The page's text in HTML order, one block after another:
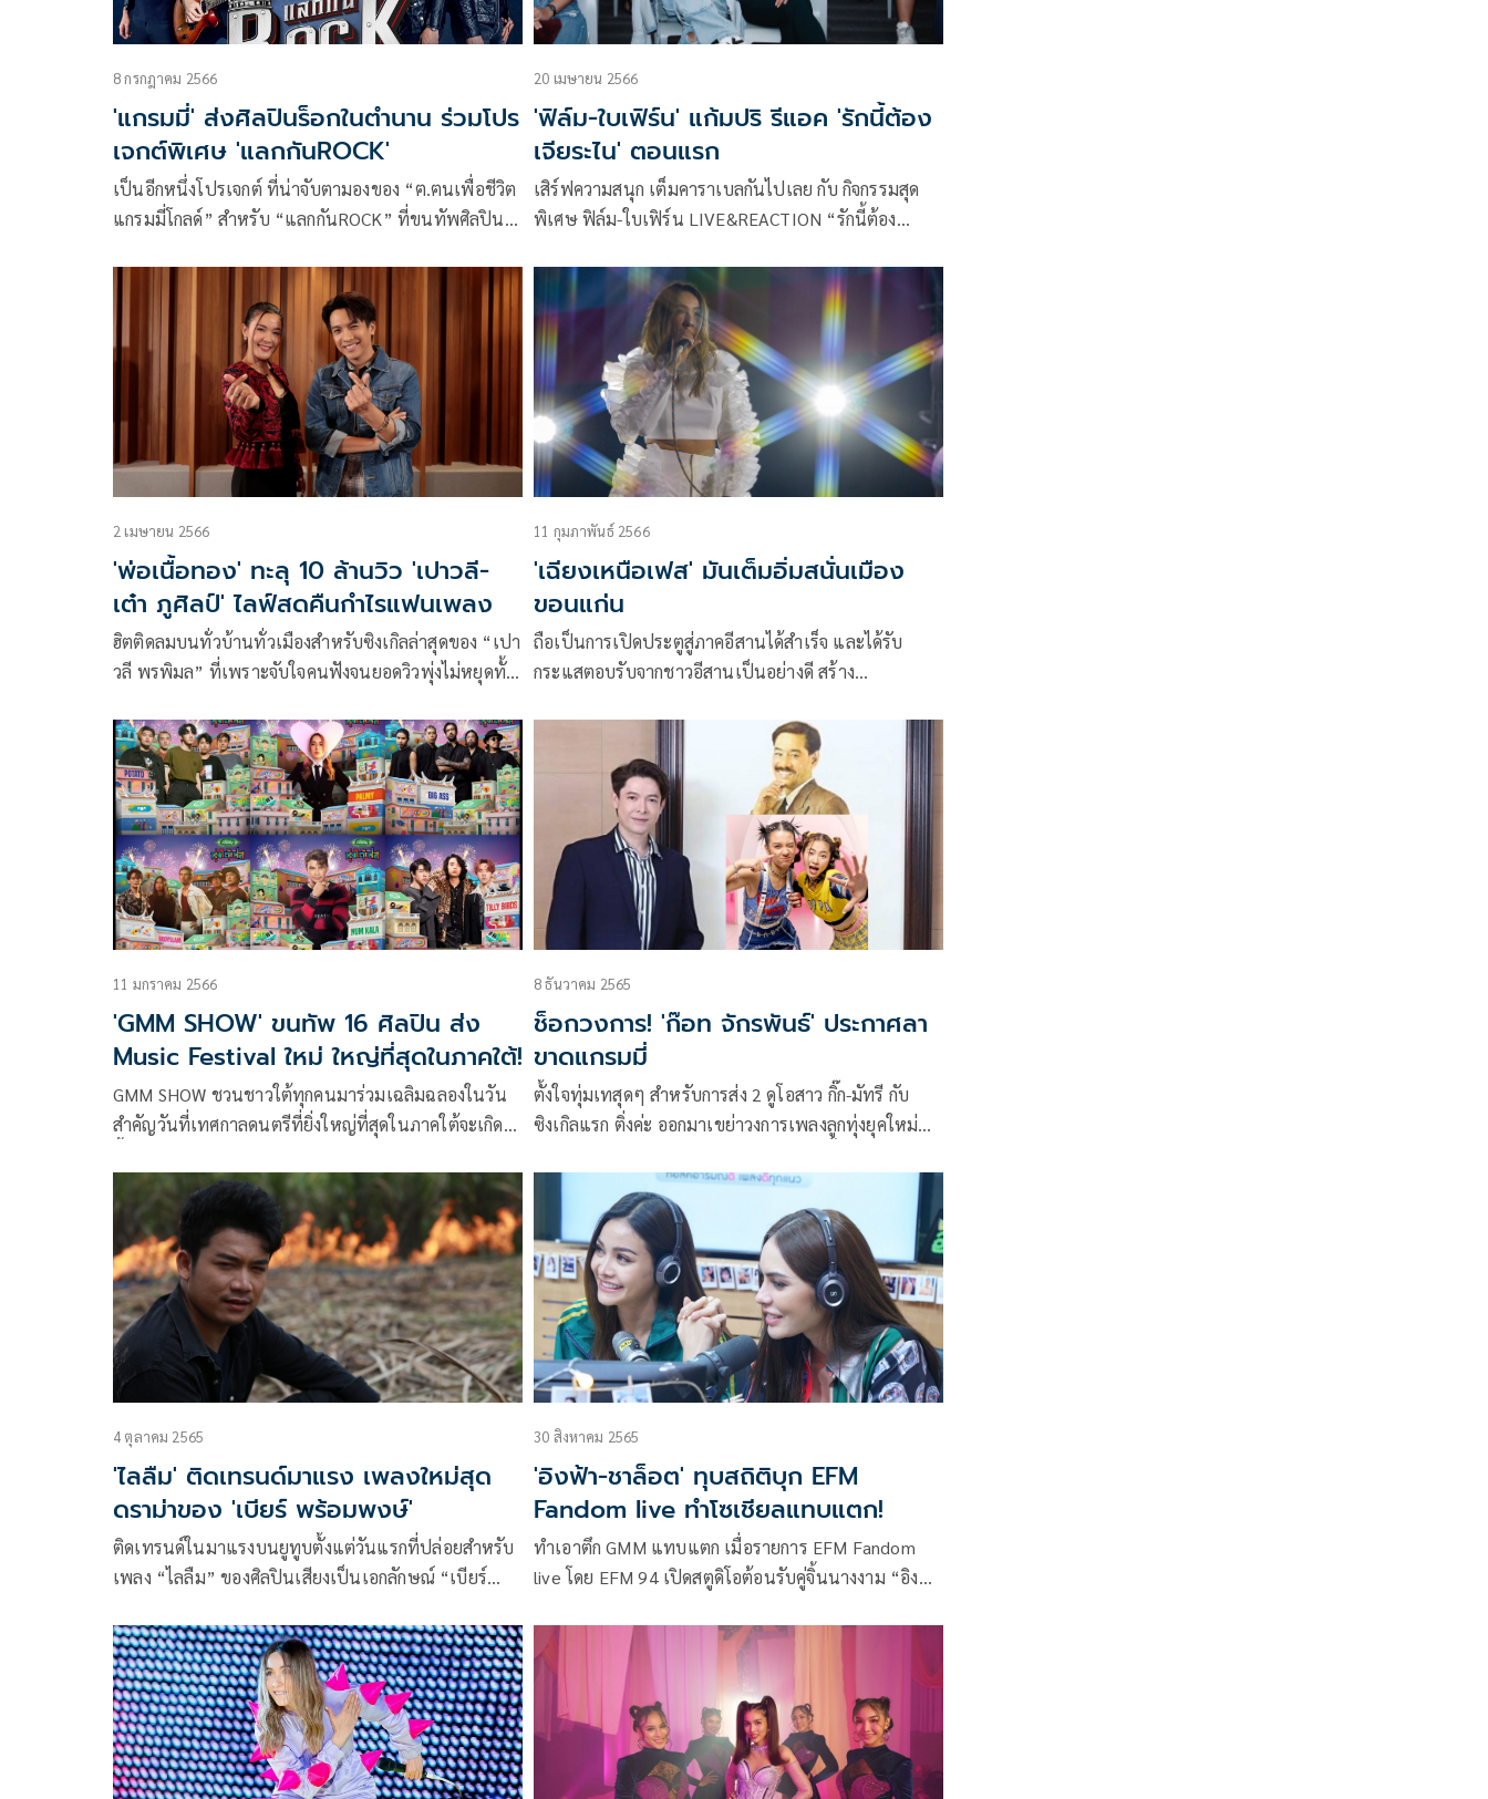
8 กรกฎาคม 2566
'แกรมมี่' ส่งศิลปินร็อกในตำนาน ร่วมโปร
เจกต์พิเศษ 'แลกกันROCK'
เป็นอีกหนึ่งโปรเจกต์ ที่น่าจับตามองของ “ฅ.ฅนเพื่อชีวิต
แกรมมี่โกลด์” สำหรับ “แลกกันROCK” ที่ขนทัพศิลปิน
นากา / บิลลี่ โอแกน / กบ ไมโคร กลับมาจับไมค์สวมเสื้อ
20 เมษายน 2566
'ฟิล์ม-ใบเฟิร์น' แก้มปริ รีแอค 'รักนี้ต้อง
เจียระไน' ตอนแรก
เสิร์ฟความสนุก เต็มคาราเบลกันไปเลย กับ กิจกรรมสุด
พิเศษ ฟิล์ม-ใบเฟิร์น LIVE&REACTION “รักนี้ต้อง
วิละ” และ “ใบเฟิร์น-อัญชสา มงคลสมัย” พาแฟนละคร
ผู้โชคดี 50 คน มาร่วมชม ละคร “รักนี้ต้องเจียระไน” ตอน
แรก พร้อมกัน ที่ ตึกแกรมมี่ เมื่อวันจันทร์ที่ 19 เมษายน
ที่สำคัญ ละครเรื่องนี้ ยังออนแอร์ทางประเทศจีน พร้อม
กับที่ไทย เรียกว่า แฟนละครทั้งชาวไทย และชาวจีน ได้
สนุกไปพร้อมกัน
2 เมษายน 2566
'พ่อเนื้อทอง' ทะลุ 10 ล้านวิว 'เปาวลี-
เต๋า ภูศิลป์' ไลฟ์สดคืนกำไรแฟนเพลง
ฮิตติดลมบนทั่วบ้านทั่วเมืองสำหรับซิงเกิลล่าสุดของ “เปา
วลี พรพิมล” ที่เพราะจับใจคนฟังจนยอดวิวพุ่งไม่หยุดทั้ง
อย่างเพลง “พ่อเนื้อทอง”
11 กุมภาพันธ์ 2566
'เฉียงเหนือเฟส' มันเต็มอิ่มสนั่นเมือง
ขอนแก่น
ถือเป็นการเปิดประตูสู่ภาคอีสานได้สำเร็จ และได้รับ
กระแสตอบรับจากชาวอีสานเป็นอย่างดี สร้าง
สำหรับเทศกาลดนตรีใหม่และใหญ่ที่สุดในภาคอีสาน
Chang Music Connection presents เฉียงเหนือเฟส
(ช้าง มิวสิค คอนเนคชั่น พรีเซนต์ ‘เฉียงเหนือเฟส’) จัด
โดยทีมออลล์แอเรีย ภายใต้หน่วยงาน จีเอ็มเอ็มโชว์ ใน
เครือ จีเอ็มเอ็ม แกรมมี่ ณ บขส.3 จังหวัดขอนแก่น
11 มกราคม 2566
'GMM SHOW' ขนทัพ 16 ศิลปิน ส่ง
Music Festival ใหม่ ใหญ่ที่สุดในภาคใต้!
GMM SHOW ชวนชาวใต้ทุกคนมาร่วมเฉลิมฉลองในวัน
สำคัญวันที่เทศกาลดนตรีที่ยิ่งใหญ่ที่สุดในภาคใต้จะเกิด
ปี จะมีปรากฏการณ์นี้เกิดขึ้นแค่ 1 ครั้งเท่านั้น กับ Chang
Music Connection presents “พุ่งใต้เฟส” (ช้าง มิวสิค
คอนเนคชั่น พรีเซนต์ “พุ่งใต้เฟส”) จะจัดขึ้นในวันเสาร์
ที่ 18 มีนาคม นี้
8 ธันวาคม 2565
ช็อกวงการ! 'ก๊อท จักรพันธ์' ประกาศลา
ขาดแกรมมี่
ตั้งใจทุ่มเทสุดๆ สำหรับการส่ง 2 ดูโอสาว กิ๊ก-มัทรี กับ
ซิงเกิลแรก ติ่งค่ะ ออกมาเขย่าวงการเพลงลูกทุ่งยุคใหม่
ทำนองเพลงด้วยตัวเอง และมีกำหนดปล่อยเพลงในช่วง
เช้าวันนี้ แต่ล่าสุดกลับมีเรื่องทำให้หนุ่มก๊อทถึงกับหัวเสีย
ได้ออกมาโพสต์ภาพข้อความผ่านอินสตาแกรมว่า
4 ตุลาคม 2565
'ไลลืม' ติดเทรนด์มาแรง เพลงใหม่สุด
ดราม่าของ 'เบียร์ พร้อมพงษ์'
ติดเทรนด์ในมาแรงบนยูทูบตั้งแต่วันแรกที่ปล่อยสำหรับ
เพลง “ไลลืม” ของศิลปินเสียงเป็นเอกลักษณ์ “เบียร์
อัลบั้ม “ไร่อ้อยวิทยา” ก่อนที่จะมีอัลบั้มใหม่ในอีกไม่นาน
นี้ ซึ่งขนาดเพิ่งปล่อยไปไม่นานยอดวิวก็เพิ่มต่อเนื่องแบบ
ฉ่ำๆ สมกับการรอคอยเพลงอกหักช้ำๆสไตล์ “เบียร์ พร้อม
พงษ์” ที่แฟนๆชื่นชอบ ซึ่งถ้าใครที่เข้าไปชมมิวสิควีดีโอ
จะเห็นลีลาการแสดงของหนุ่มเบียร์ที่ตีบทแตกในอินเนอ
ร์ของคนถูกคนรักทิ้งได้แบบไม่ใยดี
30 สิงหาคม 2565
'อิงฟ้า-ชาล็อต' ทุบสถิติบุก EFM
Fandom live ทำโซเชียลแทบแตก!
ทำเอาตึก GMM แทบแตก เมื่อรายการ EFM Fandom
live โดย EFM 94 เปิดสตูดิโอต้อนรับคู่จิ้นนางงาม “อิงฟ้า
แลนด์ 2022 ที่มาทุบสถิติใหม่ทำยอดรับชมทุกช่องทางทั้ง
Facebook , Tiktok ของ EFM94 และ YouTube
Atimeonline สูงสุด เรียกว่าโซเชี่ยลแทบล่ม และยังสร้าง
ปรากฏการณ์ไว้เพียบ อาทิ ยอดชมรายการสด 4 หมื่นกว่า,
ติดเทรนด์ทวิตเตอร์อันดับ 1 ประเทศไทย, ยอดทวิตทะลุ
1 ล้านในเวลาไม่ถึง 24 ชั่วโมง, ยอดเข้าถึง (Reach) กว่า